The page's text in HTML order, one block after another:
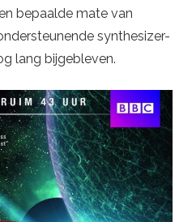
bepaalde mate van
synthesizer-
lang bijgebleven.